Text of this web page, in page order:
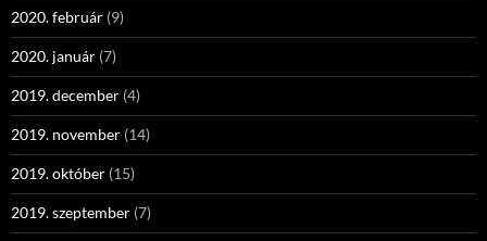
2020. február (9)
2020. január (7)
2019. december (4)
2019. november (14)
2019. október (15)
2019. szeptember (7)